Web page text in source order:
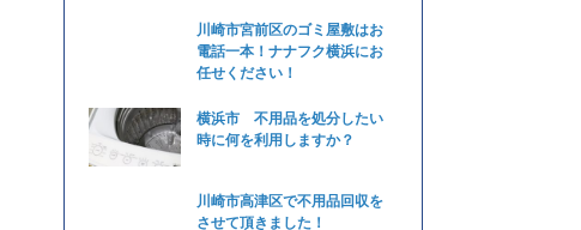
川崎市宮前区のゴミ屋敷はお
電話一本！ナナフク横浜にお
任せください！
横浜市 不用品を処分したい
時に何を利用しますか？
川崎市高津区で不用品回収を
させて頂きました！